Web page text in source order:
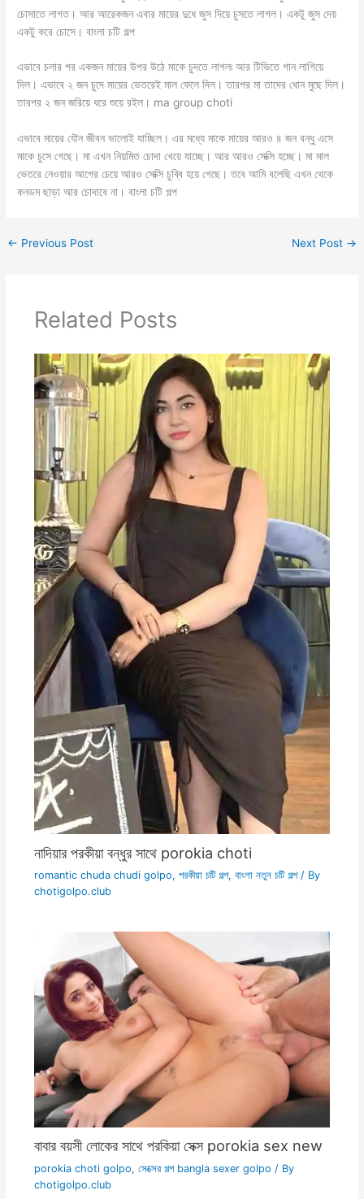
চোসাতে লাগত। আর আরেকজন এবার মায়ের দুধে জুস দিয়ে চুসতে লাগল। একটু জুস দেয়
একটু করে চোসে। বাংলা চটি গল্প
এভাবে চলার পর একজন মায়ের উপর উঠে মাকে চুদতে লাগল৷ আর টিভিতে গান লাগিয়ে
দিল। এভাবে ২ জন চুদে মায়ের ভেতরেই মাল ফেলে দিল। তারপর মা তাদের ধোন মুছে দিল।
তারপর ২ জন জরিয়ে ধরে শুয়ে রইল। ma group choti
এভাবে মায়ের যৌন জীবন ভালোই যাচ্ছিল। এর মধ্যে মাকে মায়ের আরও ৪ জন বন্ধু এসে
মাকে চুসে গেছে। মা এখন নিয়মিত চোদা খেয়ে যাচ্ছে। আর আরও সেক্সি হচ্ছে। মা মাল
ভেতরে নেওয়ার আগের চেয়ে আরও সেক্সি চুব্বি হয়ে গেছে। তবে আমি বলেছি এখন থেকে
কনডম ছাড়া আর চোদাবে না। বাংলা চটি গল্প
← Previous Post Next Post →
Related Posts
নাদিয়ার পরকীয়া বন্ধুর সাথে porokia choti
romantic chuda chudi golpo, পরকীয়া চটি গল্প, বাংলা নতুন চটি গল্প/ By
chotigolpo.club
বাবার বয়সী লোকের সাথে পরকিয়া সেক্স porokia sex new
porokia choti golpo, সেক্সের গল্প bangla sexer golpo / By
chotigolpo.club